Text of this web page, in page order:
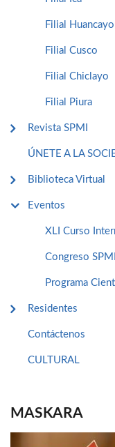
Filial Huancayo
Filial Cusco
Filial Chiclayo
Filial Piura
Revista SPMI
ÚNETE A LA
Biblioteca Virtual
Eventos
XLI Curso
Congreso
Programa
Residentes
Contáctenos
CULTURAL
MASKARA